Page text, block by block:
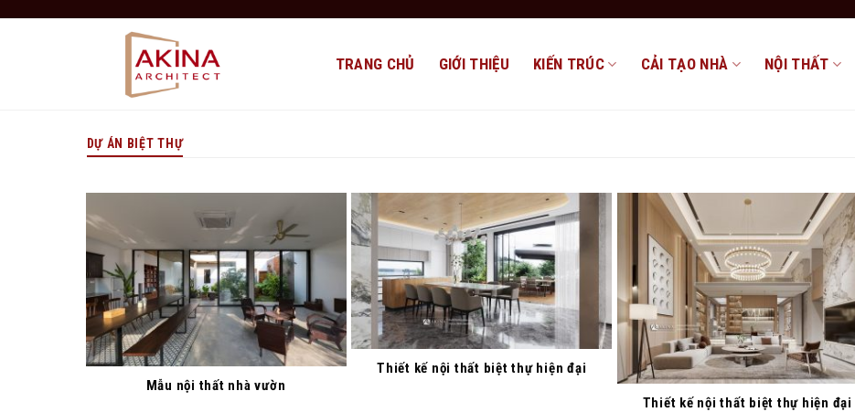
TRANG CHỦ GIỚI THIỆU KIẾN TRÚC CẢI TẠO NHÀ NỘI THẤT
DỰ ÁN BIỆT THỰ
Mẫu nội thất nhà vườn
Thiết kế nội thất biệt thự hiện đại
Thiết kế nội thất biệt thự hiện đại